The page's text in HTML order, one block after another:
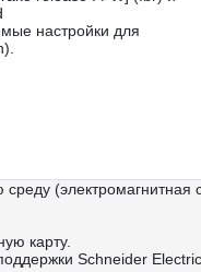
настройки для
(электромагнитная
карту.
Schneider Electric.